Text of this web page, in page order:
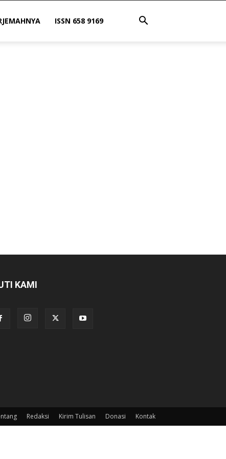
ISSN 658 9169
KAMI
Redaksi Kirim Tulisan Donasi Kontak